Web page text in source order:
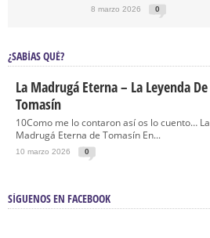
8 marzo 2026 0
¿SABÍAS QUÉ?
La Madrugá Eterna – La Leyenda De
Tomasín
10Como me lo contaron así os lo cuento… La
Madrugá Eterna de Tomasín En...
10 marzo 2026 0
SÍGUENOS EN FACEBOOK